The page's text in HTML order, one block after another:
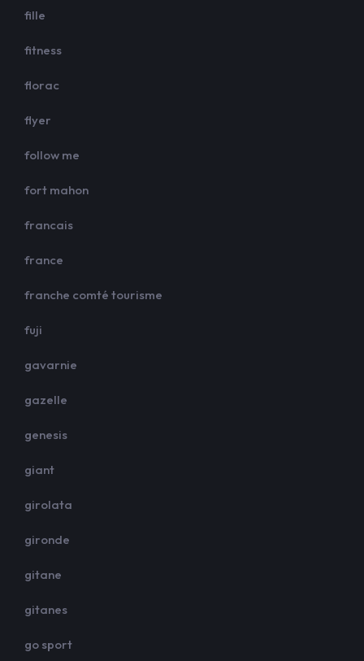
fille
fitness
florac
flyer
follow me
fort mahon
francais
france
franche comté tourisme
fuji
gavarnie
gazelle
genesis
giant
girolata
gironde
gitane
gitanes
go sport